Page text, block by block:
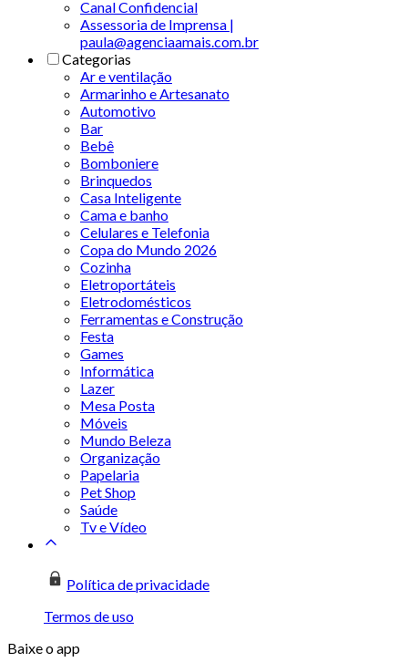
Canal Confidencial
Assessoria de Imprensa |
paula@agenciaamais.com.br
Categorias
Ar e ventilação
Armarinho e Artesanato
Automotivo
Bar
Bebê
Bomboniere
Brinquedos
Casa Inteligente
Cama e banho
Celulares e Telefonia
Copa do Mundo 2026
Cozinha
Eletroportáteis
Eletrodomésticos
Ferramentas e Construção
Festa
Games
Informática
Lazer
Mesa Posta
Móveis
Mundo Beleza
Organização
Papelaria
Pet Shop
Saúde
Tv e Vídeo
Política de privacidade
Termos de uso
Baixe o app